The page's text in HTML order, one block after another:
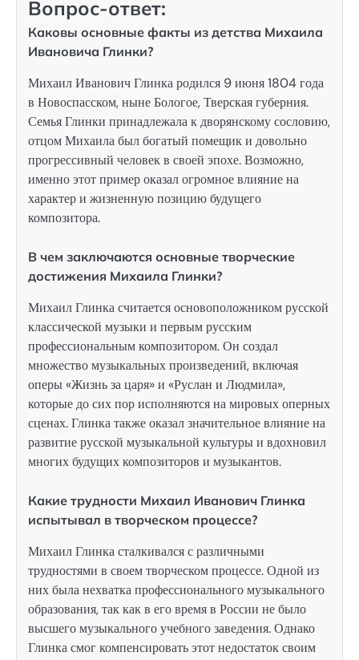
Вопрос-ответ:
Каковы основные факты из детства Михаила
Ивановича Глинки?
Михаил Иванович Глинка родился 9 июня 1804 года
в Новоспасском, ныне Бологое, Тверская губерния.
Семья Глинки принадлежала к дворянскому сословию,
отцом Михаила был богатый помещик и довольно
прогрессивный человек в своей эпохе. Возможно,
именно этот пример оказал огромное влияние на
характер и жизненную позицию будущего
композитора.
В чем заключаются основные творческие
достижения Михаила Глинки?
Михаил Глинка считается основоположником русской
классической музыки и первым русским
профессиональным композитором. Он создал
множество музыкальных произведений, включая
оперы «Жизнь за царя» и «Руслан и Людмила»,
которые до сих пор исполняются на мировых оперных
сценах. Глинка также оказал значительное влияние на
развитие русской музыкальной культуры и вдохновил
многих будущих композиторов и музыкантов.
Какие трудности Михаил Иванович Глинка
испытывал в творческом процессе?
Михаил Глинка сталкивался с различными
трудностями в своем творческом процессе. Одной из
них была нехватка профессионального музыкального
образования, так как в его время в России не было
высшего музыкального учебного заведения. Однако
Глинка смог компенсировать этот недостаток своим